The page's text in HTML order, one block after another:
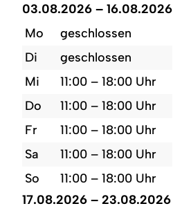
03.08.2026 – 16.08.2026
Mo
geschlossen
Di
geschlossen
Mi
11:00 – 18:00 Uhr
Do
11:00 – 18:00 Uhr
Fr
11:00 – 18:00 Uhr
Sa
11:00 – 18:00 Uhr
So
11:00 – 18:00 Uhr
17.08.2026 – 23.08.2026